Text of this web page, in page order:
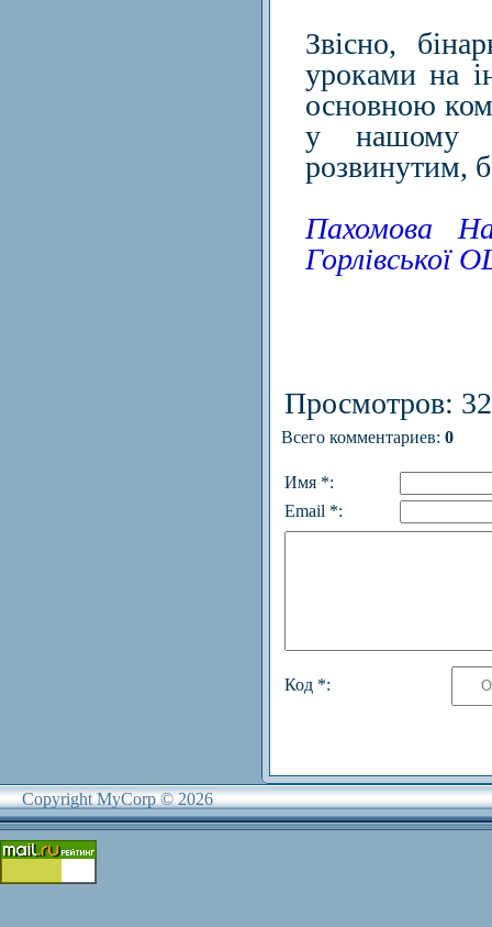
Звісно,
уроками на
основною
у нашому
розвинутим,
Пахомова
Горлівської
Просмотров:
Всего комментариев: 0
Имя *:
Email *:
Код *:
Copyright MyCorp © 2026